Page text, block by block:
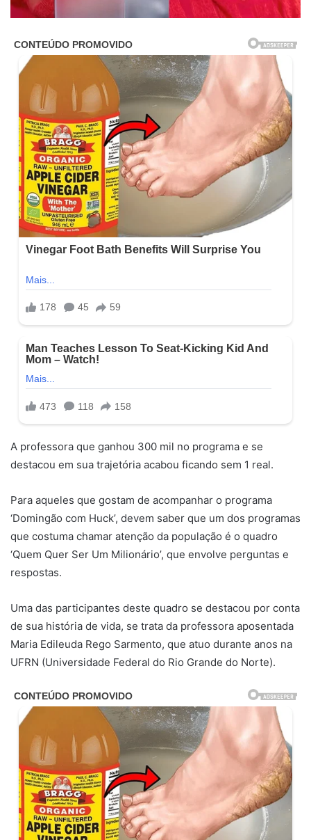
A professora que ganhou 300 mil no programa e se
destacou em sua trajetória acabou ficando sem 1 real.
Para aqueles que gostam de acompanhar o programa
‘Domingão com Huck’, devem saber que um dos programas
que costuma chamar atenção da população é o quadro
‘Quem Quer Ser Um Milionário’, que envolve perguntas e
respostas.
Uma das participantes deste quadro se destacou por conta
de sua história de vida, se trata da professora aposentada
Maria Edileuda Rego Sarmento, que atuo durante anos na
UFRN (Universidade Federal do Rio Grande do Norte).